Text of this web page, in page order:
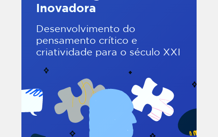
Inovadora
Desenvolvimento do
pensamento crítico e
criatividade para o século XXI